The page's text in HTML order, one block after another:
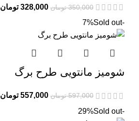
350,000 تومان قیمت
328,000 تومان
-7%
Sold out
شومیز مانتویی طرح برگ
597,000 تومان قیمت
557,000 تومان
-29%
Sold out